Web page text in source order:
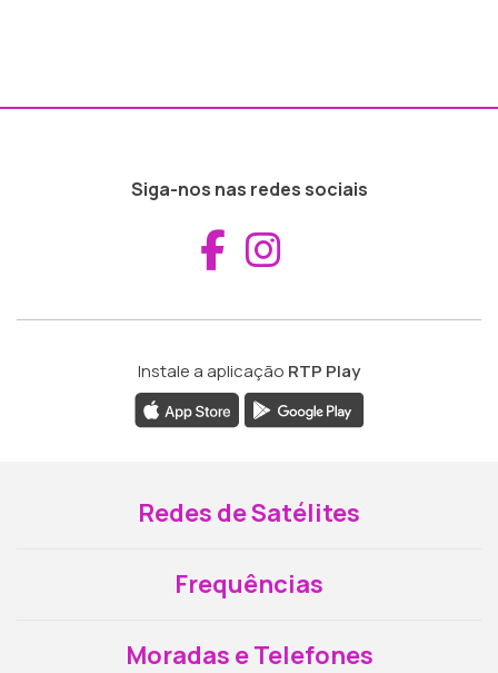
Siga-nos nas redes sociais
Aceder ao
Instale a aplicação RTP Play
Redes de Satélites
Frequências
Moradas e Telefones